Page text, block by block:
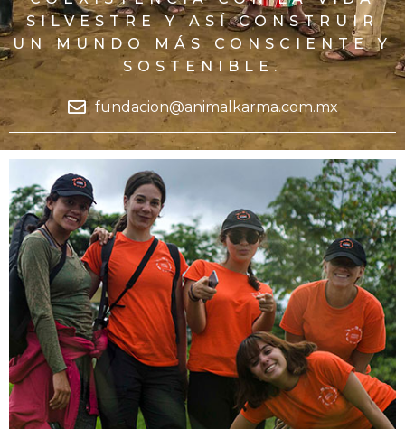
SILVESTRE Y ASÍCONSTRUIR
UN MUNDO MÁS CONSCIENTE Y
SOSTENIBLE.
fundacion@animalkarma.com.mx